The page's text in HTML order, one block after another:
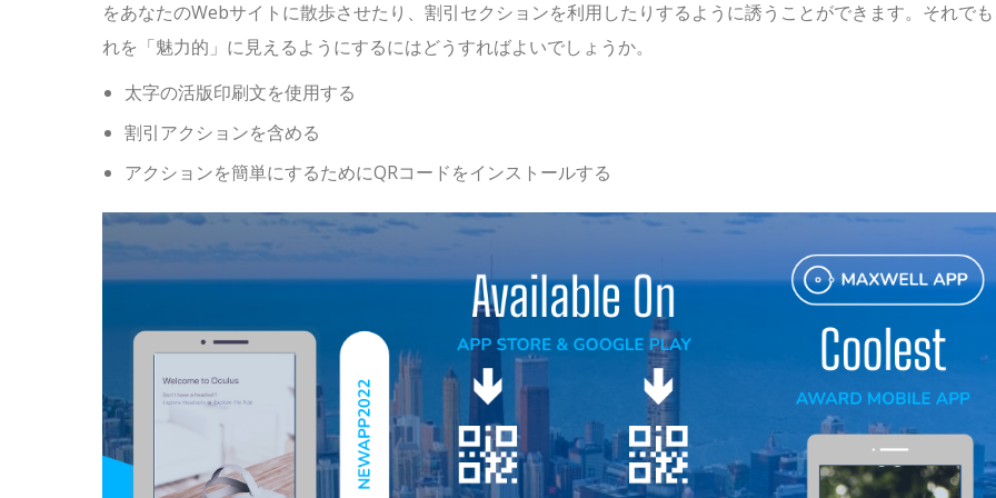
をあなたのWebサイトに散歩させたり、割引セクションを利用したりするように誘うことができます。それで
れを「魅力的」に見えるようにするにはどうすればよいでしょうか。
太字の活版印刷文を使用する
割引アクションを含める
アクションを簡単にするためにQRコードをインストールする